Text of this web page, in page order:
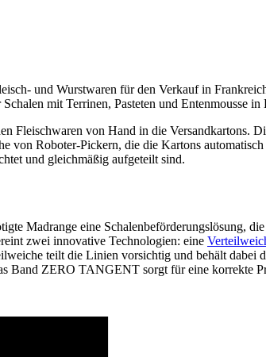
und Wurstwaren für den Verkauf in
mit Terrinen, Pasteten und Entenmousse
Fleischwaren von Hand in die Versandkartons.
von Roboter-Pickern, die die Kartons
und gleichmäßig aufgeteilt sind.
Madrange eine Schalenbeförderungslösung,
zwei innovative Technologien: eine
teilt die Linien vorsichtig und behält dabei
Band ZERO TANGENT sorgt für eine korrekte